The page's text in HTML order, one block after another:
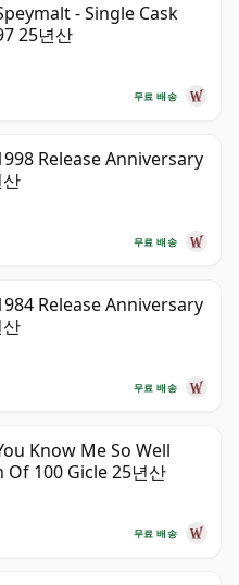
- Single Cask
25년산
무료 배송
Release Anniversary
무료 배송
Release Anniversary
무료 배송
Know Me So Well
100 Gicle 25년산
무료 배송